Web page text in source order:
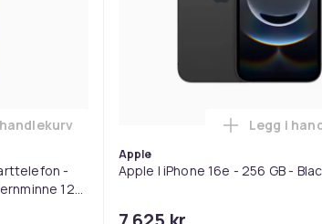
SIM - RAM 8 GB / Internminne 128 GB -
-
128
Legg Motorola Moto G67 - 5G smarttelefon -
Apple
Apple | iPhone 16e - 256 GB -
Legg i